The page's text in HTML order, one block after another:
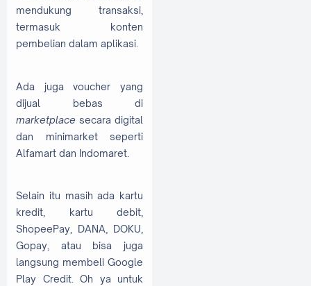
mendukung transaksi,
termasuk konten
pembelian dalam aplikasi.
Ada juga voucher yang
dijual bebas di
marketplace secara digital
dan minimarket seperti
Alfamart dan Indomaret.
Selain itu masih ada kartu
kredit, kartu debit,
ShopeePay, DANA, DOKU,
Gopay, atau bisa juga
langsung membeli Google
Play Credit. Oh ya untuk